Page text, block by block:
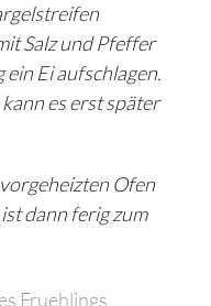
Salz und Pfeffer
Ei aufschlagen.
es erst später
Ofen
dann ferig zum